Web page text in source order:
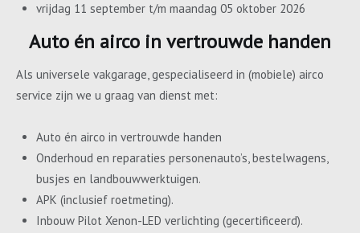
vrijdag 11 september t/m maandag 05 oktober 2026
Auto én airco in vertrouwde handen
Als universele vakgarage, gespecialiseerd in (mobiele) airco
service zijn we u graag van dienst met:
Auto én airco in vertrouwde handen
Onderhoud en reparaties personenauto’s, bestelwagens,
busjes en landbouwwerktuigen.
APK (inclusief roetmeting).
Inbouw Pilot Xenon-LED verlichting (gecertificeerd).